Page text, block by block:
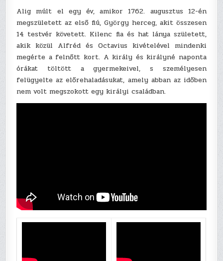
Alig múlt el egy év, amikor 1762. augusztus 12-én
megszületett az első fiú, György herceg, akit összesen
14 testvér követett. Kilenc fia és hat lánya született,
akik közül Alfréd és Octavius kivételével mindenki
megérte a felnőtt kort. A király és királyné naponta
órákat töltött a gyermekeivel, s személyesen
felügyelte az előrehaladásukat, amely abban az időben
nem volt megszokott egy királyi családban.